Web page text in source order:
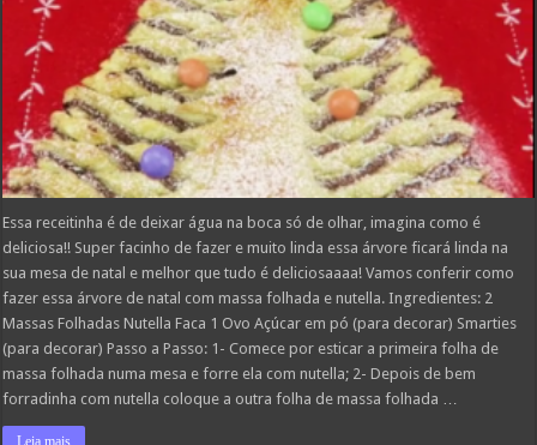
Essa receitinha é de deixar água na boca só de olhar, imagina como é
deliciosa!! Super facinho de fazer e muito linda essa árvore ficará linda na
sua mesa de natal e melhor que tudo é deliciosaaaa! Vamos conferir como
fazer essa árvore de natal com massa folhada e nutella. Ingredientes: 2
Massas Folhadas Nutella Faca 1 Ovo Açúcar em pó (para decorar) Smarties
(para decorar) Passo a Passo: 1- Comece por esticar a primeira folha de
massa folhada numa mesa e forre ela com nutella; 2- Depois de bem
forradinha com nutella coloque a outra folha de massa folhada …